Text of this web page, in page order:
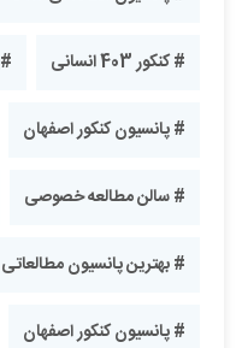
# کنکور 403 انسانی
# پانسیون کنکور اصفهان
# سالن مطالعه خصوصی
# بهترین پانسیون
# پانسیون کنکور اصفهان